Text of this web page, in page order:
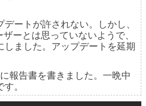
ートが許されない。しかし、
ーとは思っていないようで、
しました。アップデートを延期
報告書を書きました。一晩中
。